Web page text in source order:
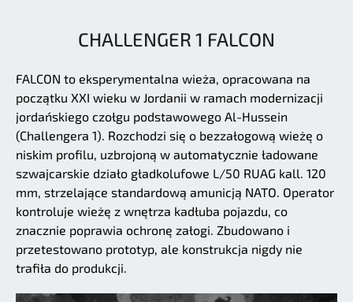
CHALLENGER 1 FALCON
FALCON to eksperymentalna wieża, opracowana na
początku XXI wieku w Jordanii w ramach modernizacji
jordańskiego czołgu podstawowego Al-Hussein
(Challengera 1). Rozchodzi się o bezzałogową wieżę o
niskim profilu, uzbrojoną w automatycznie ładowane
szwajcarskie działo gładkolufowe L/50 RUAG kall. 120
mm, strzelające standardową amunicją NATO. Operator
kontroluje wieżę z wnętrza kadłuba pojazdu, co
znacznie poprawia ochronę załogi. Zbudowano i
przetestowano prototyp, ale konstrukcja nigdy nie
trafiła do produkcji.